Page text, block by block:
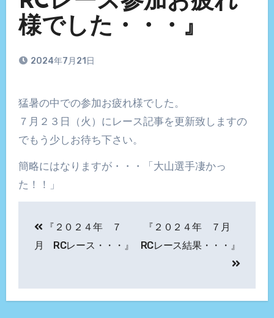
様でした・・・』
2024年7月21日
猛暑の中での参加お疲れ様でした。
７月２３日（火）にレース記事を更新致しますの
でもう少しお待ち下さい。
簡略にはなりますが・・・「大山選手凄かっ
た！！」
稿
ビ
『２０２４年 ７
月 RCレース・・・』
『２０２４年 ７月
RCレース結果・・・』